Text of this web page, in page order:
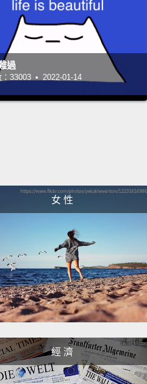
Squishy
ㄉㄨㄞˊㄉㄨㄞˊ 的
編織的
觸感、觸感、觸
Texture,
觸感、觸感、觸感
Texture
觸感
You can draw
你可以用許多不
過
33003 • 2022-01-14
女 性
經 濟